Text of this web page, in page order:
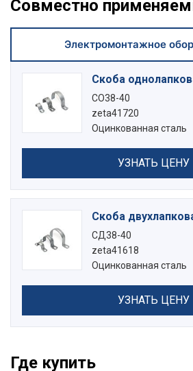
Совместно
Электромонтажное
Скоба
СО38-40
zeta41720
Оцинкованная сталь
УЗНАТЬ ЦЕНУ
Скоба
СД38-40
zeta41618
Оцинкованная сталь
УЗНАТЬ ЦЕНУ
Где купить